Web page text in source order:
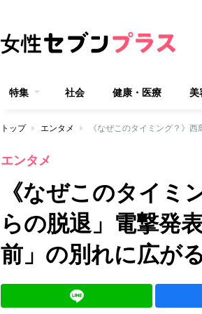
特集 社会 健康・医療 美
トップ エンタメ
エンタメ
《なぜこのタイミ
らの脱退」電撃発
前」の別れに広が